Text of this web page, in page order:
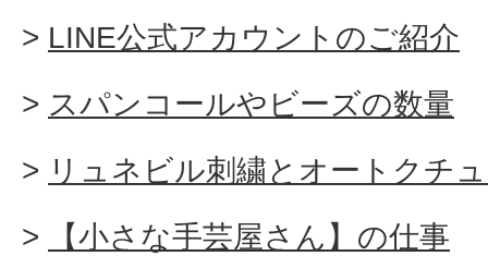
LINE公式アカウントのご紹介
スパンコールやビーズの数量
リュネビル刺繍とオートクチ
【小さな手芸屋さん】の仕事